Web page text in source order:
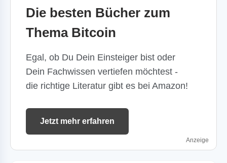
Die besten Bücher zum
Thema Bitcoin
Egal, ob Du Dein Einsteiger bist oder
Dein Fachwissen vertiefen möchtest -
die richtige Literatur gibt es bei Amazon!
Jetzt mehr erfahren
Anzeige